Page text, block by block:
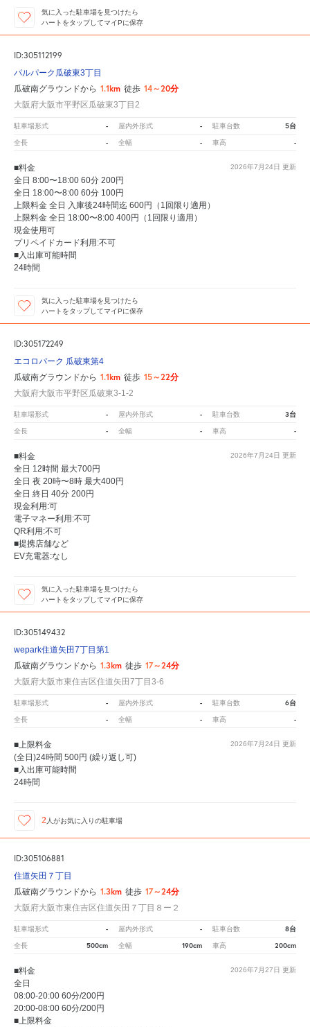
気に入った駐車場を見つけたら
ハートをタップしてマイPに保存
ID:305112199
パルパーク瓜破東3丁目
瓜破南グラウンドから 1.1km 徒歩 14～20分
大阪府大阪市平野区瓜破東3丁目2
駐車場形式 - 屋内外形式 - 駐車台数 5台
全長 - 全幅 - 車高 -
2026年7月24日 更新
■料金
全日 8:00〜18:00 60分 200円
全日 18:00〜8:00 60分 100円
上限料金 全日 入庫後24時間迄 600円（1回限り適用）
上限料金 全日 18:00〜8:00 400円（1回限り適用）
現金使用可
プリペイドカード利用:不可
■入出庫可能時間
24時間
気に入った駐車場を見つけたら
ハートをタップしてマイPに保存
ID:305172249
エコロパーク 瓜破東第4
瓜破南グラウンドから 1.1km 徒歩 15～22分
大阪府大阪市平野区瓜破東3-1-2
駐車場形式 - 屋内外形式 - 駐車台数 3台
全長 - 全幅 - 車高 -
2026年7月24日 更新
■料金
全日 12時間 最大700円
全日 夜 20時〜8時 最大400円
全日 終日 40分 200円
現金利用:可
電子マネー利用:不可
QR利用:不可
■提携店舗など
EV充電器:なし
気に入った駐車場を見つけたら
ハートをタップしてマイPに保存
ID:305149432
wepark住道矢田7丁目第1
瓜破南グラウンドから 1.3km 徒歩 17～24分
大阪府大阪市東住吉区住道矢田7丁目3-6
駐車場形式 - 屋内外形式 - 駐車台数 6台
全長 - 全幅 - 車高 -
2026年7月24日 更新
■上限料金
(全日)24時間 500円 (繰り返し可)
■入出庫可能時間
24時間
2 人がお気に入りの駐車場
ID:305106881
住道矢田７丁目
瓜破南グラウンドから 1.3km 徒歩 17～24分
大阪府大阪市東住吉区住道矢田７丁目８ー２
駐車場形式 - 屋内外形式 - 駐車台数 8台
全長 500cm 全幅 190cm 車高 200cm
2026年7月27日 更新
■料金
全日
08:00-20:00 60分/200円
20:00-08:00 60分/200円
■上限料金